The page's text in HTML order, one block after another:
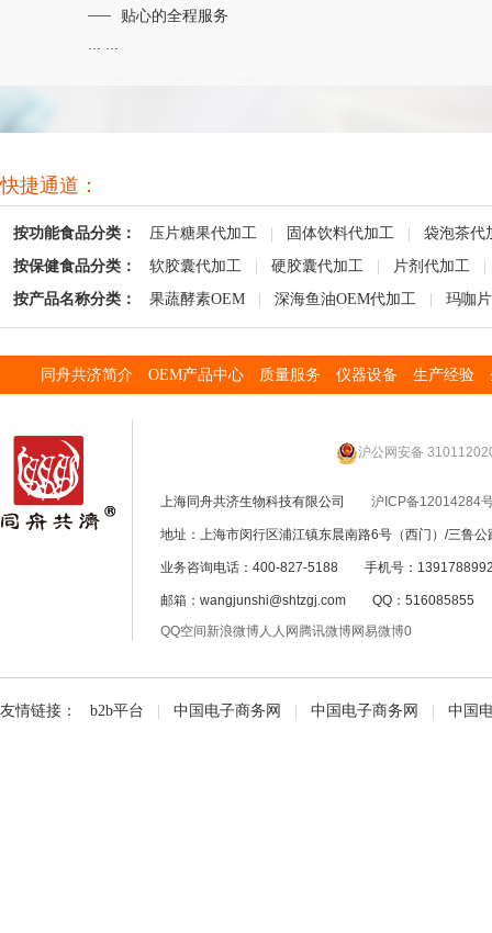
贴心的全程服务
快捷通道：
按功能食品分类： 压片糖果代加工 固体饮料代加工
袋泡茶代
按保健食品分类：
软胶囊代加工 硬胶囊代加工 片剂代加工
按产品名称分类：
果蔬酵素OEM 深海鱼油OEM代加工 玛咖
同舟共济简介 OEM产品中心 质量服务 仪器设备 生产经验
沪公网安备
上海同舟共济生物科技有限公司 沪ICP备12014284
地址：上海市闵行区浦江镇东晨南路6号（西门）/三鲁
业务咨询电话：400-827-5188 手机号：
邮箱：wangjunshi@shtzgj.com QQ：516085855
QQ空间 新浪微博人人网 腾讯微博网易微博0
友情链接： b2b平台 中国电子商务网 中国电子商务网 中国